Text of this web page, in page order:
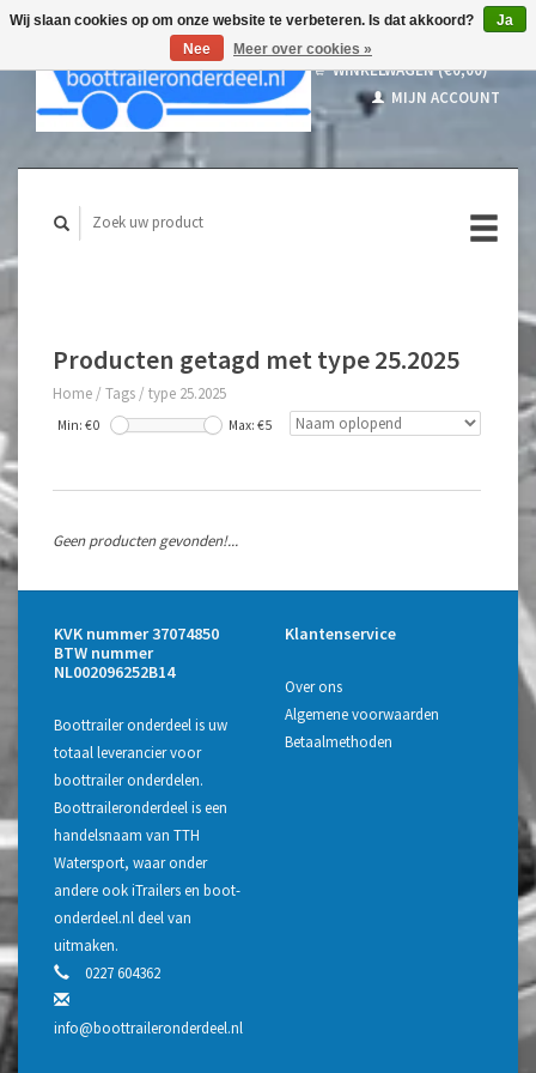
WINKELWAGEN (€0,00)
MIJN ACCOUNT
Producten getagd met type 25.2025
Home / Tags / type 25.2025
Min: €0 Max: €5
Geen producten gevonden!...
KVK nummer 37074850
BTW nummer
NL002096252B14
Boottrailer onderdeel is uw
totaal leverancier voor
boottrailer onderdelen.
Boottraileronderdeel is een
handelsnaam van TTH
Watersport, waar onder
andere ook iTrailers en boot-
onderdeel.nl deel van
uitmaken.
0227 604362
info@boottraileronderdeel.nl
Klantenservice
Over ons
Algemene voorwaarden
Betaalmethoden
Wij slaan cookies op om onze website te verbeteren. Is dat akkoord?
Ja
Nee
Meer over cookies »